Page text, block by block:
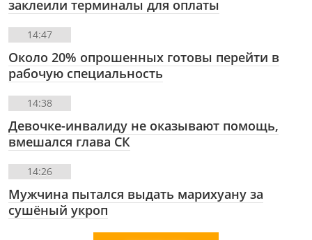
заклеили терминалы для оплаты
14:47
Около 20% опрошенных готовы перейти в
рабочую специальность
14:38
Девочке-инвалиду не оказывают помощь,
вмешался глава СК
14:26
Мужчина пытался выдать марихуану за
сушёный укроп